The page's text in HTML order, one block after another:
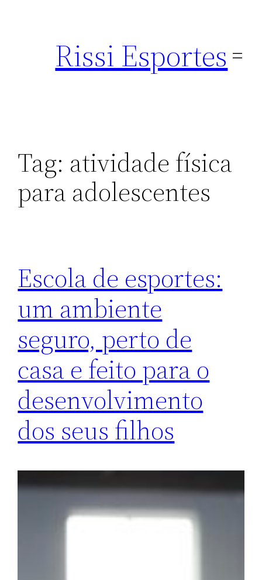
Rissi Esportes
Tag: atividade física
para adolescentes
Escola de esportes:
um ambiente
seguro, perto de
casa e feito para o
desenvolvimento
dos seus filhos